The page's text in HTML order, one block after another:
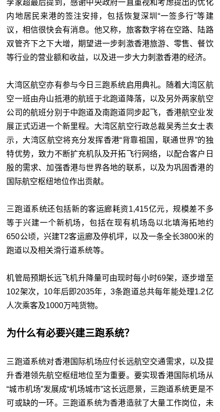
李家超最后提到，感谢中央政府一直重视和考虑提出的优化
内地居民来港的签注安排，包括恢复深圳“一签多行”等建
议，相信很快会有消息。他又称，旅客数字将在空路、陆路
双管齐下之下大增，期望进一步刺激香港旅游、零售、餐饮
等行业的营业额和收益，以及进一步大力刺激香港的经济。
大湾区航空亦有参与今日三跑系统启用典礼。随着大湾区航
空一班由舟山抵港的航班于北跑道降落，以及另外两家航空
公司的航班分别于中跑道及南跑道同步起飞，香港航空业发
展正式迈进一个新里程。大湾区航空行政总裁吴秀兰女士表
示，大湾区航空将充分发挥香港“背靠祖国，联通世界”的独
特优势，致力不断扩充机队及开拓飞行网络，以配合客户日
殷的需求、加强香港与世界各地的联系，以及为巩固香港的
国际航空枢纽地位作出贡献。
三跑道系统还包括新的客运廊耗资1,415亿元，规模差不多
等于兴建一个新机场，包括在现有机场岛以北填海拓地约
650公顷，兴建T2客运廊及停机坪，以及一条全长3800米的
跑道以及相关滑行道系统等。
机管局预期长远飞机升降量可由现时每小时69架，逐步增至
102架次，10年后即2035年，3条跑道总共每年能处理1.2亿
人次乘客及1000万吨货物。
为什么有必要兴建三跑系统？
三跑道系统对香港国际机场应付长远航空交通需求，以及提
升香港领先航空枢纽地位至为重要。要实现香港国际机场从
“城市机场”发展成“机场城市”这长远愿景，三跑道系统更是不
可或缺的一环。三跑道系统为香港造就了大量工作岗位，未